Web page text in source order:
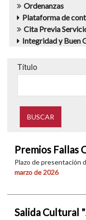
Ordenanzas
Plataforma de
Cita Previa
Integridad y Buen
Título
Premios Fallas
Plazo de presentación
marzo de 2026
Salida Cultural